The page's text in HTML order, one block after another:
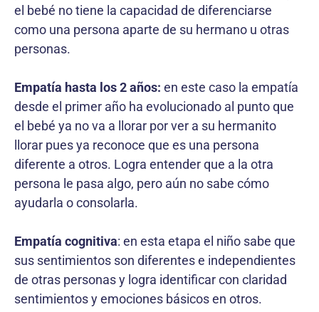
el bebé no tiene la capacidad de diferenciarse
como una persona aparte de su hermano u otras
personas.
Empatía hasta los 2 años: en este caso la empatía
desde el primer año ha evolucionado al punto que
el bebé ya no va a llorar por ver a su hermanito
llorar pues ya reconoce que es una persona
diferente a otros. Logra entender que a la otra
persona le pasa algo, pero aún no sabe cómo
ayudarla o consolarla.
Empatía cognitiva: en esta etapa el niño sabe que
sus sentimientos son diferentes e independientes
de otras personas y logra identificar con claridad
sentimientos y emociones básicos en otros.